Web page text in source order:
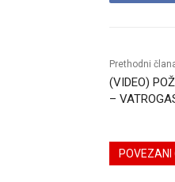
Prethodni
(VIDEO)
–
POVEZANI